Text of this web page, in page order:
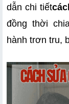
dẫn chi tiết
đồng thời
hành trơn tru,